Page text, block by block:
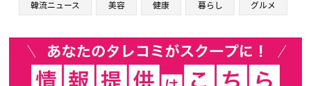
韓流ニュース 美容 健康 暮らし グルメ